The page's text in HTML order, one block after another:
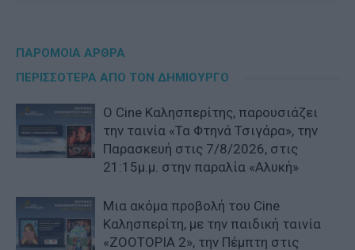
ΠΑΡΟΜΟΙΑ ΑΡΘΡΑ
ΠΕΡΙΣΣΟΤΕΡΑ ΑΠΟ ΤΟΝ ΔΗΜΙΟΥΡΓΟ
Ο Cine Καλησπερίτης, παρουσιάζει
την ταινία «Τα Φτηνά Τσιγάρα», την
Παρασκευή στις 7/8/2026, στις
21:15μ.μ. στην παραλία «Αλυκή»
Μια ακόμα προβολή του Cine
Καλησπερίτη, με την παιδική ταινία
«ZOOTOPIA 2», την Πέμπτη στις